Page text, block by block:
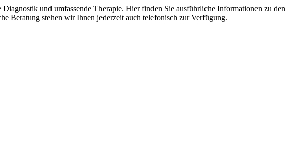
und umfassende Therapie. Hier finden Sie ausführliche Informationen zu den
Beratung stehen wir Ihnen jederzeit auch telefonisch zur Verfügung.